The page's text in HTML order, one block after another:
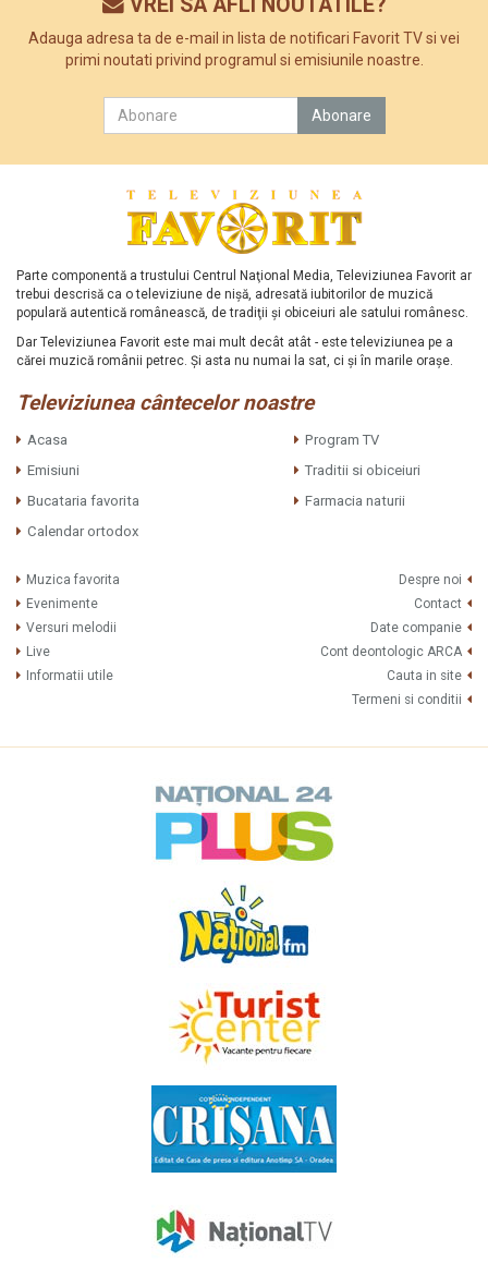
Adauga adresa ta de e-mail in lista de notificari Favorit TV si vei
primi noutati privind programul si emisiunile noastre.
Parte componentă a trustului Centrul Naţional Media, Televiziunea Favorit ar
trebui descrisă ca o televiziune de nişă, adresată iubitorilor de muzică
populară autentică românească, de tradiţii şi obiceiuri ale satului românesc.
Dar Televiziunea Favorit este mai mult decât atât - este televiziunea pe a
cărei muzică românii petrec. Şi asta nu numai la sat, ci şi în marile oraşe.
Televiziunea cântecelor noastre
Acasa
Program TV
Emisiuni
Traditii si obiceiuri
Bucataria favorita
Farmacia naturii
Calendar ortodox
Muzica favorita
Evenimente
Versuri melodii
Live
Informatii utile
Despre noi
Contact
Date companie
Cont deontologic ARCA
Cauta in site
Termeni si conditii